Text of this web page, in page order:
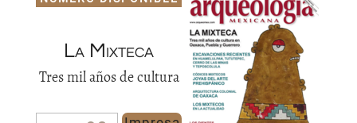
La Mixteca
Tres mil años de cultura